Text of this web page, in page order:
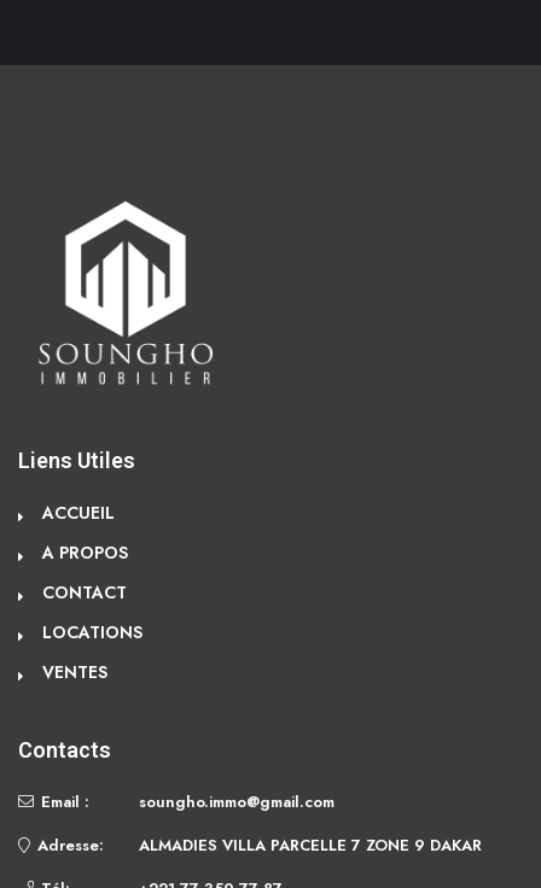
Liens Utiles
ACCUEIL
A PROPOS
CONTACT
LOCATIONS
VENTES
Contacts
Email :
soungho.immo@gmail.com
Adresse:
ALMADIES VILLA PARCELLE 7 ZONE 9 DAKAR